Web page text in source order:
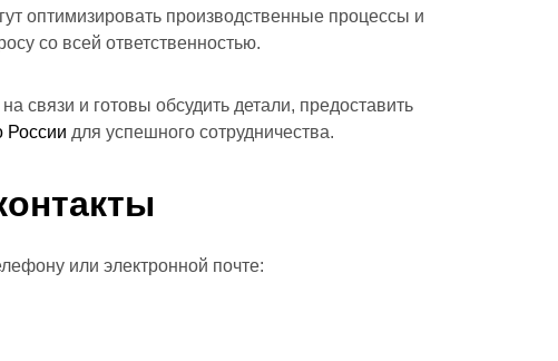
оптимизировать производственные процессы и
со всей ответственностью.
связи и готовы обсудить детали, предоставить
России для успешного сотрудничества.
или электронной почте: